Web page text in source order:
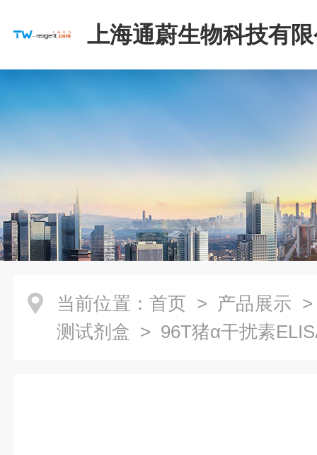
上海通蔚生物科技有
当前位置： 首页 > 产品展示
测试剂盒 > 96T猪α干扰素